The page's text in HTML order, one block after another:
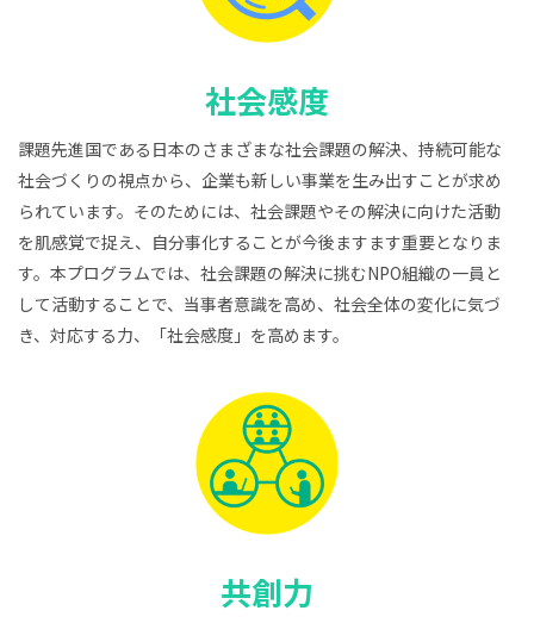
社会感度
課題先進国である日本のさまざまな社会課題の解決、持続可能な
社会づくりの視点から、企業も新しい事業を生み出すことが求め
られています。そのためには、社会課題やその解決に向けた活動
を肌感覚で捉え、自分事化することが今後ますます重要となりま
す。本プログラムでは、社会課題の解決に挑むNPO組織の一員と
して活動することで、当事者意識を高め、社会全体の変化に気づ
き、対応する力、「社会感度」を高めます。
共創力